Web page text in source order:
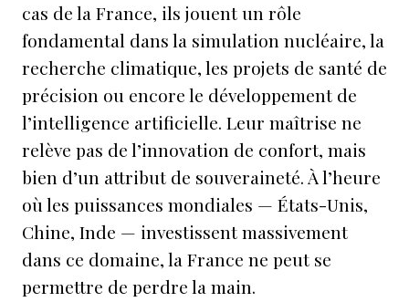
cas de la France, ils jouent un rôle
fondamental dans la simulation nucléaire, la
recherche climatique, les projets de santé de
précision ou encore le développement de
l’intelligence artificielle. Leur maîtrise ne
relève pas de l’innovation de confort, mais
bien d’un attribut de souveraineté. À l’heure
où les puissances mondiales — États-Unis,
Chine, Inde — investissent massivement
dans ce domaine, la France ne peut se
permettre de perdre la main.